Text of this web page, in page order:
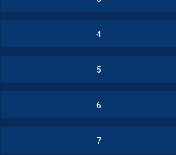
4
5
6
7